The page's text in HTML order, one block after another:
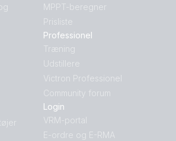
MPPT-beregner
Prisliste
Professionel
Træning
Udstillere
Victron Professionel
Community forum
Login
VRM-portal
E-ordre og E-RMA